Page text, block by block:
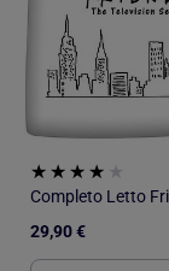
29,90 €